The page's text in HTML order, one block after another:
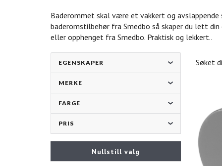
Baderommet skal være et vakkert og
baderomstilbehør fra Smedbo så skaper du lett
eller opphenget fra Smedbo. Praktisk og lekkert..
EGENSKAPER
MERKE
FARGE
PRIS
Nullstill valg
Søket